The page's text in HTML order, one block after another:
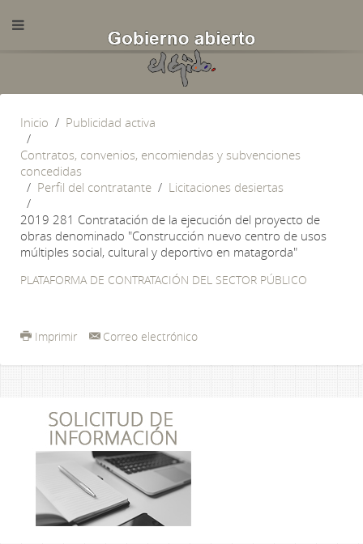
Inicio
Publicidad activa
Contratos, convenios, encomiendas y subvenciones
concedidas
Perfil del contratante
Licitaciones desiertas
2019 281 Contratación de la ejecución del proyecto de
obras denominado "Construcción nuevo centro de usos
múltiples social, cultural y deportivo en matagorda"
PLATAFORMA DE CONTRATACIÓN DEL SECTOR PÚBLICO
Imprimir Correo electrónico